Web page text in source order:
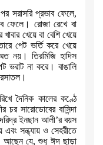
সরাসরি প্রভাব ফেলে,
ফেলে। রোজা রেখে বা
খেয়ে বা বেশি খেয়ে
পেট ভর্তি করে খেয়ে
নয়। তিরমিজি হাদিস
ভরাট না করে। বাঙালি
দৈনিক কালের কণ্ঠে
সারোডোবের বাসিন্দা
ইনছান আলী’র বয়স
এবং সন্ধ্যায় ও সেহরীতে
আছেন যে,শুধু ঈদ ছাড়া